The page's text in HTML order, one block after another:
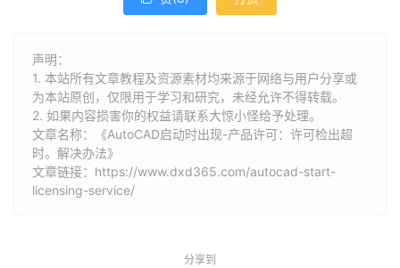
声明：
1. 本站所有文章教程及资源素材均来源于网络与用户分享或
为本站原创，仅限用于学习和研究，未经允许不得转载。
2. 如果内容损害你的权益请联系大惊小怪给予处理。
文章名称：《AutoCAD启动时出现-产品许可：许可检出超
时。解决办法》
文章链接： https://www.dxd365.com/autocad-start-
licensing-service/
分享到